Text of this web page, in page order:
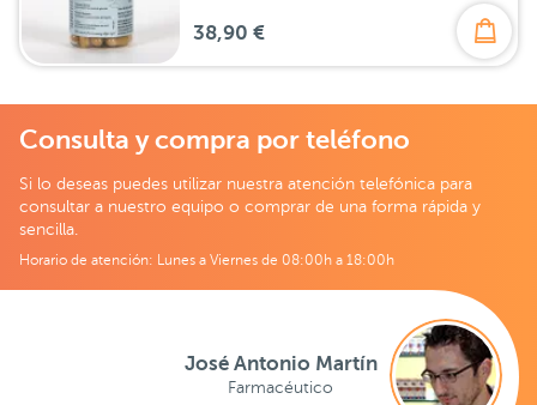
38,90 €
Consulta y compra por teléfono
Si lo deseas puedes utilizar nuestra atención telefónica para
consultar a nuestro equipo o comprar de una forma rápida y
sencilla.
Horario de atención: Lunes a Viernes de 08:00h a 18:00h
José Antonio Martín
Farmacéutico